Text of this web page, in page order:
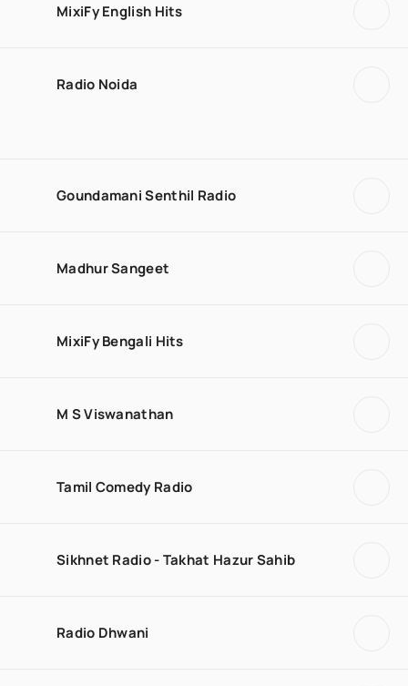
MixiFy English Hits
Radio Noida
Goundamani Senthil Radio
Madhur Sangeet
MixiFy Bengali Hits
M S Viswanathan
Tamil Comedy Radio
Sikhnet Radio - Takhat Hazur Sahib
Radio Dhwani